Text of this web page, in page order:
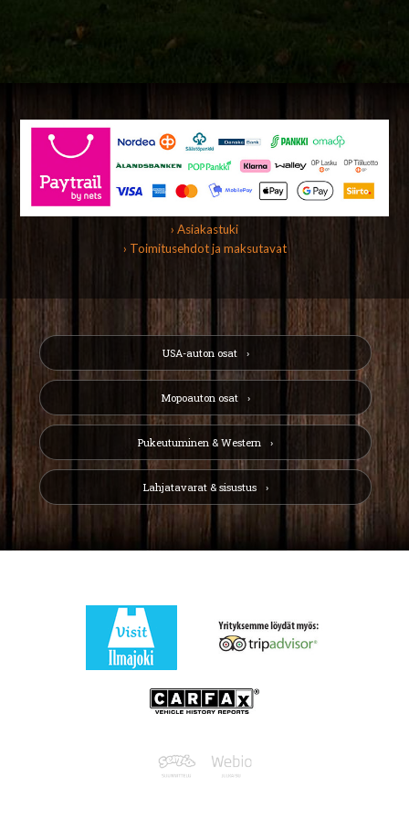
› Asiakastuki
› Toimitusehdot ja maksutavat
USA-auton osat
Mopoauton osat
Pukeutuminen & Western
Lahjatavarat & sisustus